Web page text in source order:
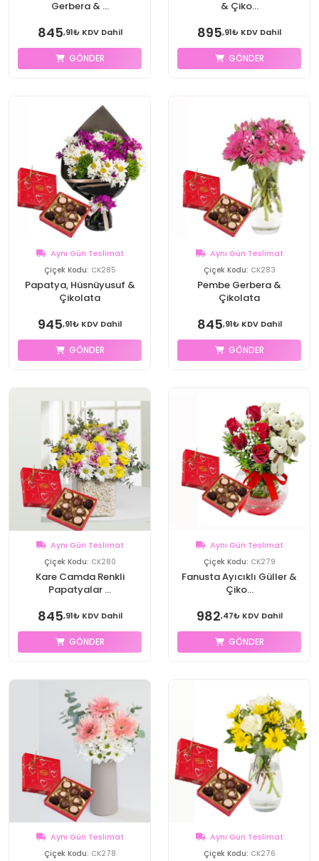
Gerbera & ...
845,91₺ KDV Dahil
GÖNDER
& Çiko...
895,91₺ KDV Dahil
GÖNDER
Aynı Gün Teslimat
Çiçek Kodu: CK285
Papatya, Hüsnüyusuf &
Çikolata
945,91₺ KDV Dahil
GÖNDER
Aynı Gün Teslimat
Çiçek Kodu: CK283
Pembe Gerbera &
Çikolata
845,91₺ KDV Dahil
GÖNDER
Aynı Gün Teslimat
Çiçek Kodu: CK280
Kare Camda Renkli
Papatyalar ...
845,91₺ KDV Dahil
GÖNDER
Aynı Gün Teslimat
Çiçek Kodu: CK279
Fanusta Ayıcıklı Güller &
Çiko...
982,47₺ KDV Dahil
GÖNDER
Aynı Gün Teslimat
Çiçek Kodu: CK278
Aynı Gün Teslimat
Çiçek Kodu: CK276